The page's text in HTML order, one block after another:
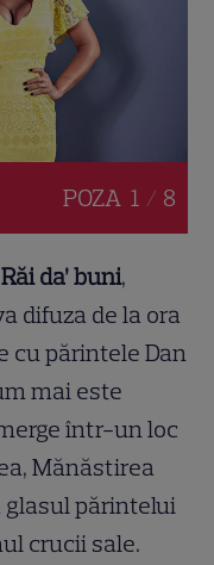
POZA 1 / 8
Răi da’ buni,
difuza de la ora
cu părintele Dan
mai este
într-un loc
Mănăstirea
glasul părintelui
crucii sale.